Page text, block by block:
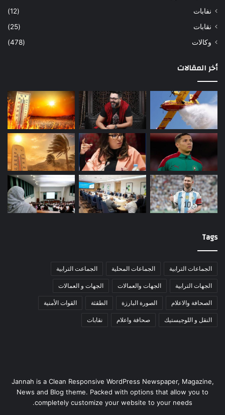
نفابات
(12)
نقابات
(25)
وكالات
(478)
أخر المقالات
Tags
الجماعات الترابية الجماعات المحلية الجماعت الترابية
الجهات الترابية الجهات والعمالات الجهات و العمالات
الصحافة والاعلام الصورة البارزة الطقثة القوات الأمنية
النقل و اللوجيستيك صحافة واعلام نقابات
Jannah is a Clean Responsive WordPress Newspaper, Magazine,
News and Blog theme. Packed with options that allow you to
completely customize your website to your needs.